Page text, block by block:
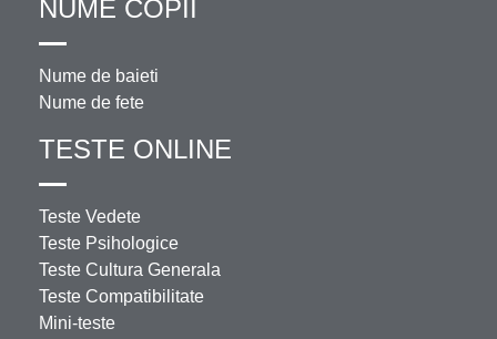
NUME COPII
Nume de baieti
Nume de fete
TESTE ONLINE
Teste Vedete
Teste Psihologice
Teste Cultura Generala
Teste Compatibilitate
Mini-teste